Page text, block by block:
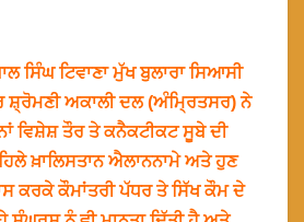
ਸਿੰਘ ਟਿਵਾਣਾ ਮੁੱਖ ਬੁਲਾਰਾ ਸਿਆਸੀ
ਸ਼੍ਰੋਮਣੀ ਅਕਾਲੀ ਦਲ (ਅੰਮ੍ਰਿਤਸਰ) ਨੇ
ਵਿਸ਼ੇਸ਼ ਤੌਰ ਤੇ ਕਨੈਕਟੀਕਟ ਸੂਬੇ ਦੀ
ਖ਼ਾਲਿਸਤਾਨ ਐਲਾਨਨਾਮੇ ਅਤੇ ਹੁਣ
ਕਰਕੇ ਕੌਮਾਂਤਰੀ ਪੱਧਰ ਤੇ ਸਿੱਖ ਕੌਮ ਦੇ